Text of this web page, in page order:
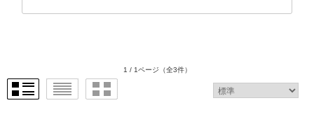
1 / 1ページ （全3件）